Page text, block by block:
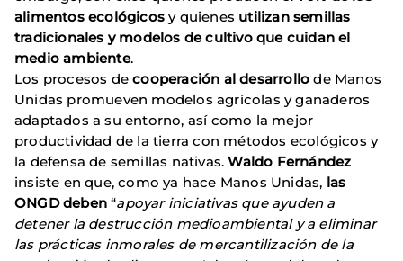
alimentos ecológicos y quienes utilizan semillas
tradicionales y modelos de cultivo que cuidan el
medio ambiente.
Los procesos decooperación al desarrollo de Manos
Unidas promueven modelos agrícolas y ganaderos
adaptados a su entorno, así como la mejor
productividad de la tierra con métodos ecológicos y
la defensa de semillas nativas.Waldo Fernández
insiste en que, como ya hace Manos Unidas, las
ONGD deben “apoyar iniciativas que ayuden a
detener la destrucción medioambiental y a eliminar
las prácticas inmorales de mercantilización de la